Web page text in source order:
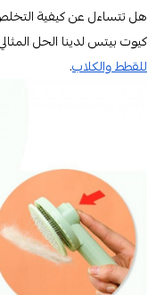
هل تتساءل عن كيفية
كيوت بيتس لدينا الحل
للقطط والكلاب.